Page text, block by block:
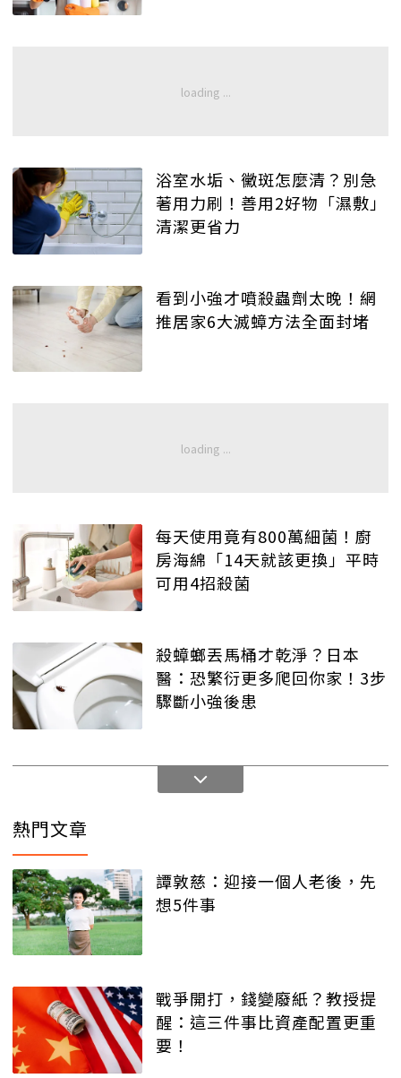
浴室水垢、黴斑怎麼清？別急
著用力刷！善用2好物「濕敷」
清潔更省力
看到小強才噴殺蟲劑太晚！網
推居家6大滅蟑方法全面封堵
每天使用竟有800萬細菌！廚
房海綿「14天就該更換」平時
可用4招殺菌
殺蟑螂丟馬桶才乾淨？日本
醫：恐繁衍更多爬回你家！3步
驟斷小強後患
熱門文章
譚敦慈：迎接一個人老後，先
想5件事
戰爭開打，錢變廢紙？教授提
醒：這三件事比資產配置更重
要！